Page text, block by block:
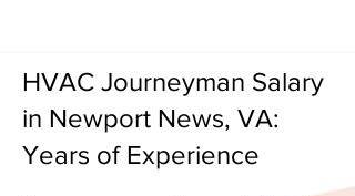
HVAC Journeyman Salary
in Newport News, VA:
Years of Experience